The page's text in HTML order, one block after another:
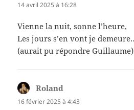
14 avril 2025 à 16:28
Vienne la nuit, sonne l’heure,
Les jours s’en vont je
(aurait pu répondre Guillaume)
Roland
16 février 2025 à 4:43